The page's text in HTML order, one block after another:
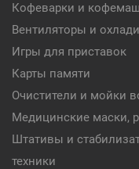
Кофеварки и
Вентиляторы и
Игры для приставок
Карты памяти
Очистители и мойки
Медицинские маски,
Штативы и
техники